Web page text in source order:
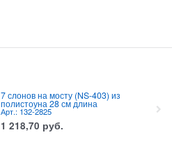
7 слонов на мосту (NS-403) из
полистоуна 28 см длина
Арт.: 132-2825
1 218,70 руб.